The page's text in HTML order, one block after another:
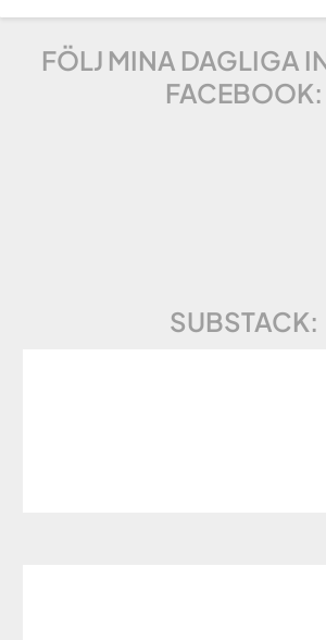
FÖLJ MINA DAGLIGA
FACEBOOK:
SUBSTACK: